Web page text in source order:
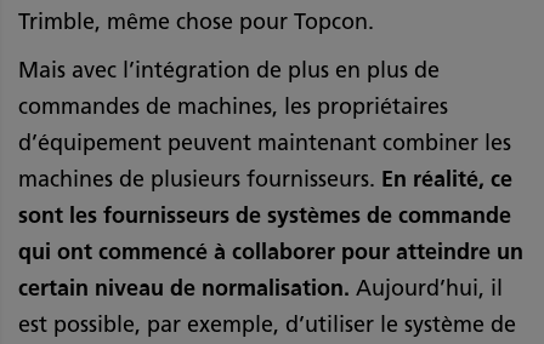
Trimble, même chose pour Topcon.
Mais avec l’intégration de plus en plus de
commandes de machines, les propriétaires
d’équipement peuvent maintenant combiner les
machines de plusieurs fournisseurs. En réalité, ce
sont les fournisseurs de systèmes de commande
qui ont commencé à collaborer pour atteindre un
certain niveau de normalisation. Aujourd’hui, il
est possible, par exemple, d’utiliser le système de